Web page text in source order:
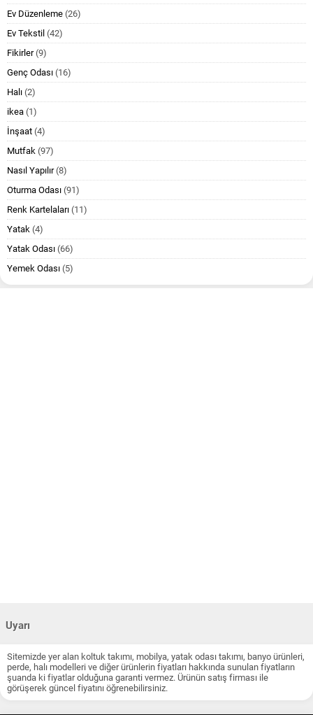
Ev Düzenleme (26)
Ev Tekstil (42)
Fikirler(9)
Genç Odası (16)
Halı (2)
ikea (1)
İnşaat (4)
Mutfak (97)
Nasıl Yapılır(8)
Oturma Odası (91)
Renk Kartelaları (11)
Yatak (4)
Yatak Odası (66)
Yemek Odası (5)
Uyarı
Sitemizde yer alan koltuk takımı, mobilya, yatak odası takımı, banyo ürünleri,
perde, halı modelleri ve diğer ürünlerin fiyatları hakkında sunulan fiyatların
şuanda ki fiyatlar olduğuna garanti vermez. Ürünün satış firması ile
görüşerek güncel fiyatını öğrenebilirsiniz.